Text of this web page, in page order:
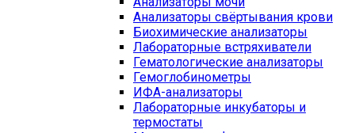
Анализаторы свёртывания крови
Биохимические анализаторы
Лабораторные встряхиватели
Гематологические анализаторы
Гемоглобинометры
ИФА-анализаторы
Лабораторные инкубаторы и
термостаты